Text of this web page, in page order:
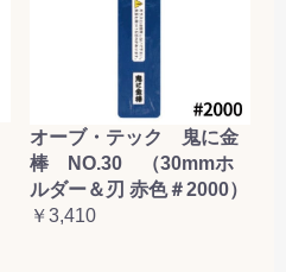
オーブ・テック 鬼に金
棒 NO.30 （30mmホ
ルダー＆刃 赤色＃2000）
￥3,410